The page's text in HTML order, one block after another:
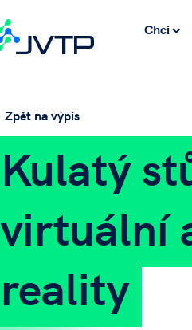
Chci
Zpět na výpis
Kulatý
virtuální
reality